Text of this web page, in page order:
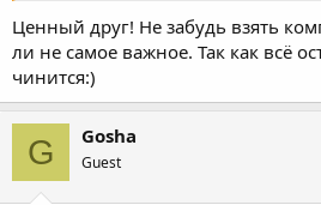
Ценный друг! Не забудь взять
ли не самое важное. Так как всё
чинится:)
G Gosha
Guest